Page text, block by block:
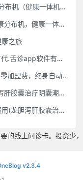
可落地在健康小屋，社区服务中心等等
务中心，药店，健康小屋都需要
之旅
哪些 好用的舌诊app大全
盟费，终身自动赚钱
阴囊潮湿吗怎么服用)
阴囊潮湿吗怎么服用效果好)
的线上问诊卡。投资少，
v2.3.4